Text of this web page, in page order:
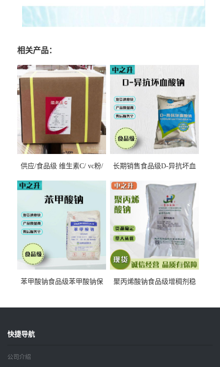
相关产品：
供应/食品级 维生素C/ vc粉/
长期销售食品级D-异抗坏血
苯甲酸钠食品级苯甲酸钠保
聚丙烯酸钠食品级增稠剂稳
快捷导航
公司介绍